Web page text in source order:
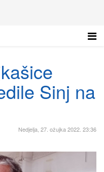
Sinj na
Nedjelja, 27. ožujka 2022. 23:36